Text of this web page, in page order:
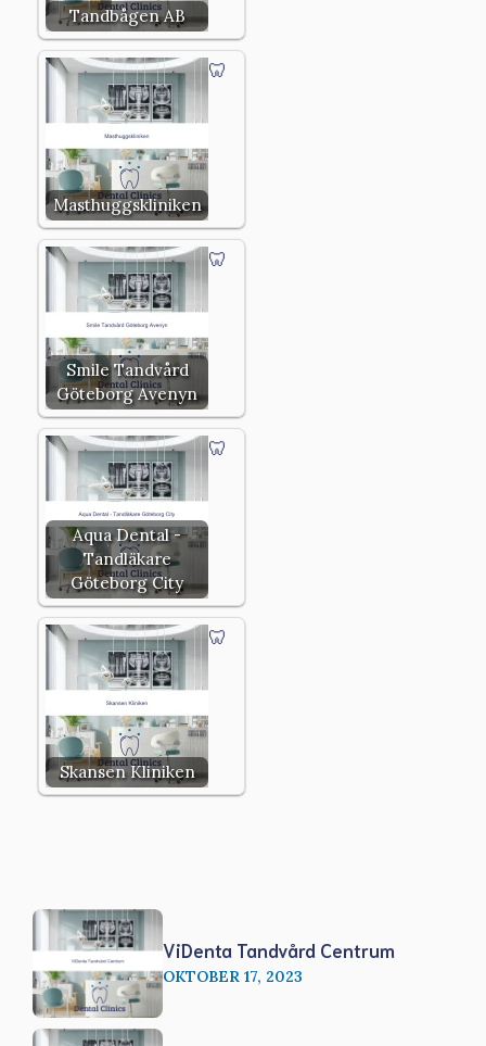
Tandbågen AB
Masthuggskliniken
Smile Tandvård
Göteborg Avenyn
Aqua Dental -
Tandläkare
Göteborg City
Skansen Kliniken
ViDenta Tandvård Centrum
OKTOBER 17, 2023